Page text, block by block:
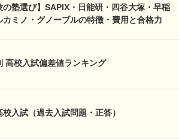
の塾選び】SAPIX・日能研・四谷大塚・早稲
カミノ・グノーブルの特徴・費用と合格力
高校入試偏差値ランキング
入試（過去入試問題・正答）